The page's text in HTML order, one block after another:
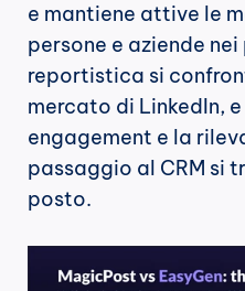
e mantiene attive le
persone e aziende
reportistica si
mercato di LinkedIn,
engagement e la
passaggio al CRM si
posto.